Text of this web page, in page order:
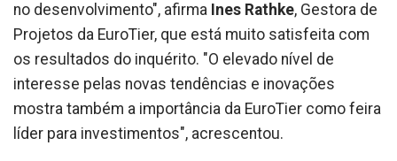
no desenvolvimento", afirma Ines Rathke, Gestora de
Projetos da EuroTier, que está muito satisfeita com
os resultados do inquérito. "O elevado nível de
interesse pelas novas tendências e inovações
mostra também a importância da EuroTier como feira
líder para investimentos", acrescentou.